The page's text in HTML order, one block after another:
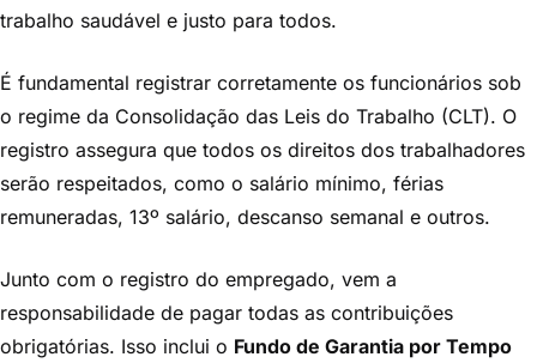
trabalho saudável e justo para todos.
É fundamental registrar corretamente os funcionários sob
o regime da Consolidação das Leis do Trabalho (CLT). O
registro assegura que todos os direitos dos trabalhadores
serão respeitados, como o salário mínimo, férias
remuneradas, 13º salário, descanso semanal e outros.
Junto com o registro do empregado, vem a
responsabilidade de pagar todas as contribuições
obrigatórias. Isso inclui o Fundo de Garantia por Tempo